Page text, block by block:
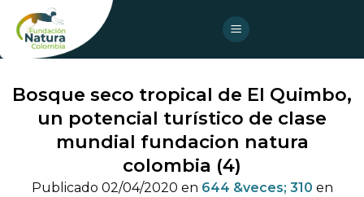
content
Bosque seco tropical de El Quimbo,
un potencial turístico de clase
mundial fundacion natura
colombia (4)
Publicado 02/04/2020 en 644 &veces; 310 en